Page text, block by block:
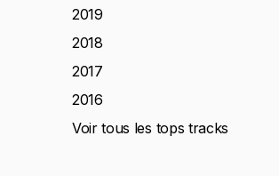
2019
2018
2017
2016
Voir tous les tops tracks